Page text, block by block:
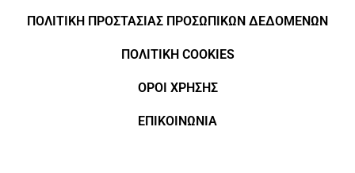
ΠΟΛΙΤΙΚΗ ΠΡΟΣΤΑΣΙΑΣ ΠΡΟΣΩΠΙΚΩΝ ΔΕΔΟΜΕΝΩΝ
ΠΟΛΙΤΙΚΗ COOKIES
ΟΡΟΙ ΧΡΗΣΗΣ
ΕΠΙΚΟΙΝΩΝΙΑ